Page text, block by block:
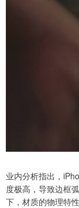
业内分析指出，
度极高，导致边框
下，材质的物理特